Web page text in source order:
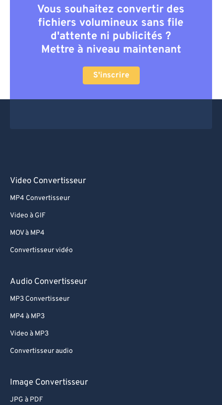
Vous souhaitez convertir des
fichiers volumineux sans file
d'attente ni publicités ?
Mettre à niveau maintenant
S'inscrire
Video Convertisseur
MP4 Convertisseur
Video à GIF
MOV à MP4
Convertisseur vidéo
Audio Convertisseur
MP3 Convertisseur
MP4 à MP3
Video à MP3
Convertisseur audio
Image Convertisseur
JPG à PDF